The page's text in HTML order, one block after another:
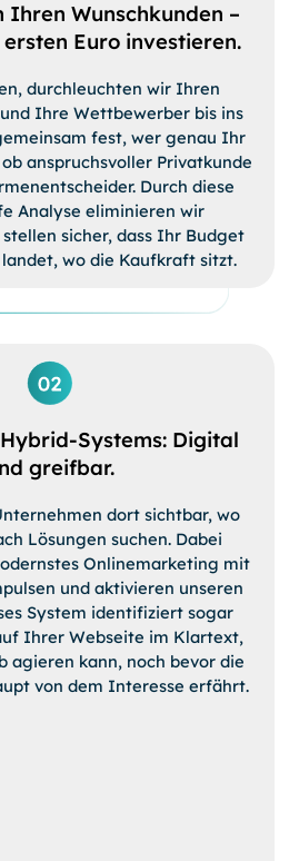
Wunschkunden –
Euro investieren.
durchleuchten wir Ihren
Ihre Wettbewerber bis ins
fest, wer genau Ihr
anspruchsvoller Privatkunde
Durch diese
Analyse eliminieren wir
sicher, dass Ihr Budget
wo die Kaufkraft sitzt.
Systems: Digital
greifbar.
dort sichtbar, wo
Lösungen suchen. Dabei
Onlinemarketing mit
und aktivieren unseren
System identifiziert sogar
Ihrer Webseite im Klartext,
agieren kann, noch bevor die
von dem Interesse erfährt.